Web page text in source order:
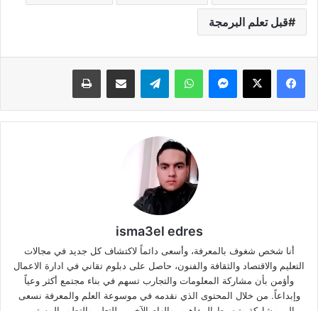
قبل تعلم البرمجة
فيسبوك ‫X ماسنجر واتساب تيلقرام مشاركة عبر البريد طباعة
isma3el edres
أنا شخص شغوف بالمعرفة، وأسعى دائماً لاكتشاف كل جديد في مجالات
التعليم والاقتصاد والثقافة والفنون، حاصل على دبلوم تقاني في ادارة الاعمال
وأؤمن بأن مشاركة المعلومات والتجارب تسهم في بناء مجتمع أكثر وعياً
وإبداعاً. من خلال المحتوى الذي نقدمه في موسوعة العلم والمعرفة نسعى